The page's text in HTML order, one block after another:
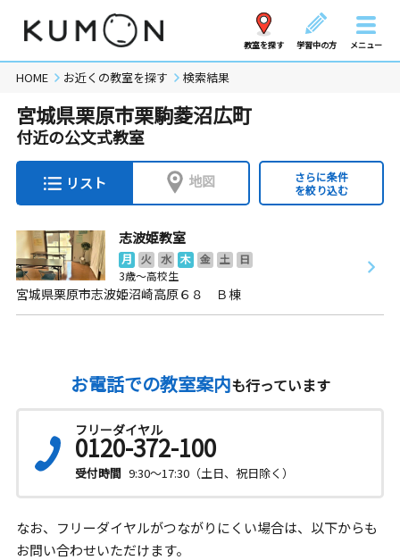
教室を探す 学習中の方 メニュー
HOME お近くの教室を探す 検索結果
宮城県栗原市栗駒菱沼広町
付近の公文式教室
リスト 地図
さらに条件
を絞り込む
志波姫教室
月 火 水 木 金 土
日
3歳～高校生
宮城県栗原市志波姫沼崎高原６８ Ｂ棟
お電話での教室案内も行っています
フリーダイヤル
0120-372-100
受付時間 9:30～17:30（土日、祝日除く）
なお、フリーダイヤルがつながりにくい場合は、以下からも
お問い合わせいただけます。